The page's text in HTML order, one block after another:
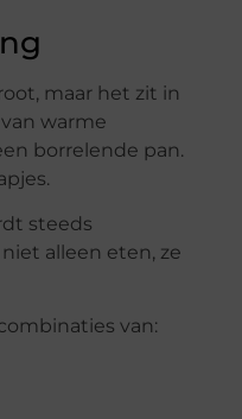
maar het zit in
warme
borrelende pan.
steeds
alleen eten, ze
van: